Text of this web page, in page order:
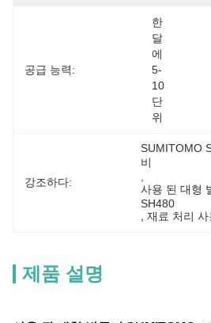
공급 능력:
한
달
에
5-
10
단
위
강조하다:
SUMITOMO
비
사용 된 대형
SH480
, 재료 처리
제품 설명